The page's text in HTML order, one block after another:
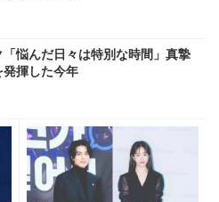
「悩んだ日々は特別な時間」真摯
揮した今年